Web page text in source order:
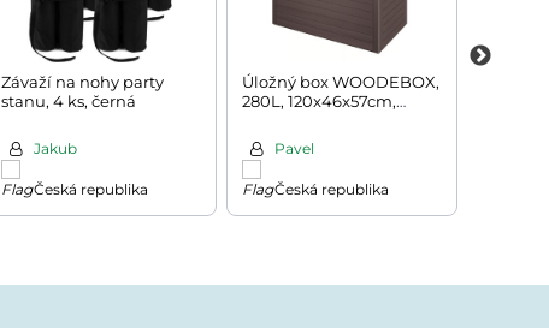
Závaží na nohy party
stanu, 4 ks, černá
Jakub
Česká republika
Úložný box WOODEBOX,
280L, 120x46x57cm,
Pavel
Česká republika